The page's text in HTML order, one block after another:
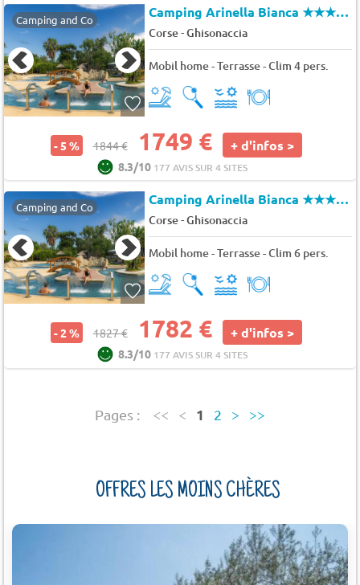
Camping and Co Camping Arinella Bianca★★★★★
Corse-Ghisonaccia
Mobil home - Terrasse - Clim 4 pers.
- 5 % 1844 € 1749 € + d'infos >
8.3/10 177 AVIS SUR 4 SITES
Camping and Co Camping Arinella Bianca★★★★★
Corse-Ghisonaccia
Mobil home - Terrasse - Clim 6 pers.
- 2 % 1827 € 1782 € + d'infos >
8.3/10 177 AVIS SUR 4 SITES
Pages : << < 1 2 > >>
OFFRES LES MOINS CHÈRES